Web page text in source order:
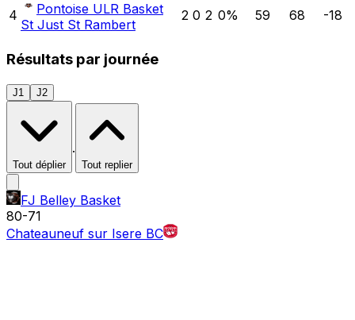
4
Pontoise ULR Basket
St Just St Rambert
2 0 2 0% 59 68 -18
Résultats par journée
J1 J2
Tout déplier
·
Tout replier
FJ Belley Basket
80-71
Chateauneuf sur Isere BC